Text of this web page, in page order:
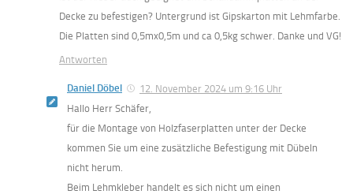
Decke zu befestigen? Untergrund ist Gipskarton mit Lehmfarbe.
Die Platten sind 0,5mx0,5m und ca 0,5kg schwer. Danke und VG!
Antworten
Daniel Döbel
12. November 2024 um 9:16 Uhr
Hallo Herr Schäfer,
für die Montage von Holzfaserplatten unter der Decke
kommen Sie um eine zusätzliche Befestigung mit Dübeln
nicht herum.
Beim Lehmkleber handelt es sich nicht um einen